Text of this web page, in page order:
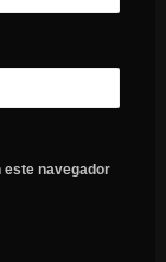
este navegador